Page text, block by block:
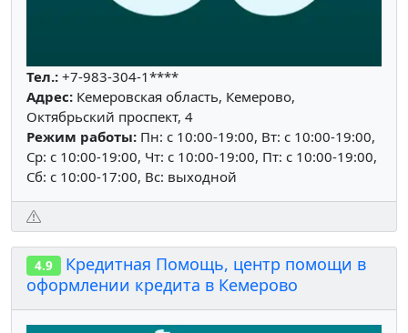
Тел.: +7-983-304-1****
Адрес: Кемеровская область, Кемерово,
Октябрьский проспект, 4
Режим работы: Пн: c 10:00-19:00, Вт: c 10:00-19:00,
Ср: c 10:00-19:00, Чт: c 10:00-19:00, Пт: c 10:00-19:00,
Сб: c 10:00-17:00, Вс: выходной
4.9
Кредитная Помощь, центр помощи в
оформлении кредита в Кемерово